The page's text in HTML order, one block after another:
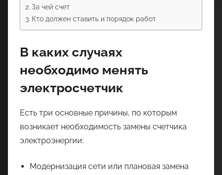
За чей счет
Кто должен ставить и порядок работ
В каких случаях
необходимо менять
электросчетчик
Есть три основные причины, по которым
возникает необходимость замены счетчика
электроэнергии:
Модернизация сети или плановая замена